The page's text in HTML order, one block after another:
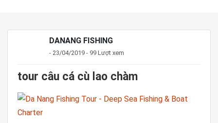
DANANG FISHING
- 23/04/2019 - 99 Lượt xem
tour câu cá cù lao chàm